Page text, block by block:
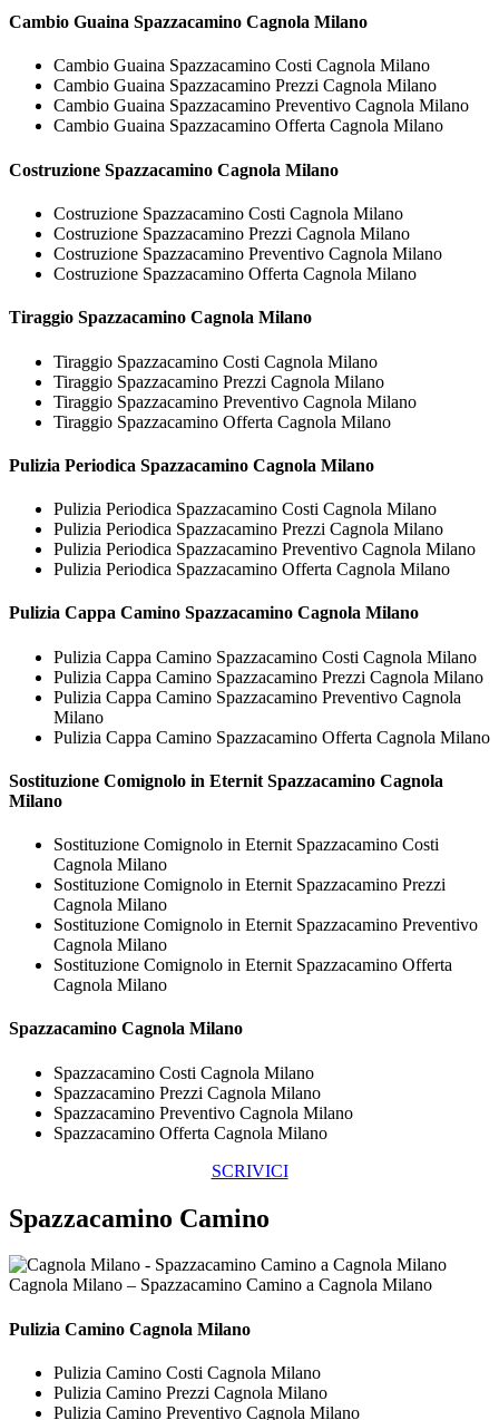
Cambio Guaina Spazzacamino Cagnola Milano
Cambio Guaina Spazzacamino Costi Cagnola Milano
Cambio Guaina Spazzacamino Prezzi Cagnola Milano
Cambio Guaina Spazzacamino Preventivo Cagnola Milano
Cambio Guaina Spazzacamino Offerta Cagnola Milano
Costruzione Spazzacamino Cagnola Milano
Costruzione Spazzacamino Costi Cagnola Milano
Costruzione Spazzacamino Prezzi Cagnola Milano
Costruzione Spazzacamino Preventivo Cagnola Milano
Costruzione Spazzacamino Offerta Cagnola Milano
Tiraggio Spazzacamino Cagnola Milano
Tiraggio Spazzacamino Costi Cagnola Milano
Tiraggio Spazzacamino Prezzi Cagnola Milano
Tiraggio Spazzacamino Preventivo Cagnola Milano
Tiraggio Spazzacamino Offerta Cagnola Milano
Pulizia Periodica Spazzacamino Cagnola Milano
Pulizia Periodica Spazzacamino Costi Cagnola Milano
Pulizia Periodica Spazzacamino Prezzi Cagnola Milano
Pulizia Periodica Spazzacamino Preventivo Cagnola Milano
Pulizia Periodica Spazzacamino Offerta Cagnola Milano
Pulizia Cappa Camino Spazzacamino Cagnola Milano
Pulizia Cappa Camino Spazzacamino Costi Cagnola Milano
Pulizia Cappa Camino Spazzacamino Prezzi Cagnola Milano
Pulizia Cappa Camino Spazzacamino Preventivo Cagnola
Milano
Pulizia Cappa Camino Spazzacamino Offerta Cagnola Milano
Sostituzione Comignolo in Eternit Spazzacamino Cagnola
Milano
Sostituzione Comignolo in Eternit Spazzacamino Costi
Cagnola Milano
Sostituzione Comignolo in Eternit Spazzacamino Prezzi
Cagnola Milano
Sostituzione Comignolo in Eternit Spazzacamino Preventivo
Cagnola Milano
Sostituzione Comignolo in Eternit Spazzacamino Offerta
Cagnola Milano
Spazzacamino Cagnola Milano
Spazzacamino Costi Cagnola Milano
Spazzacamino Prezzi Cagnola Milano
Spazzacamino Preventivo Cagnola Milano
Spazzacamino Offerta Cagnola Milano
SCRIVICI
Spazzacamino Camino
Cagnola Milano – Spazzacamino Camino a Cagnola Milano
Pulizia Camino Cagnola Milano
Pulizia Camino Costi Cagnola Milano
Pulizia Camino Prezzi Cagnola Milano
Pulizia Camino Preventivo Cagnola Milano